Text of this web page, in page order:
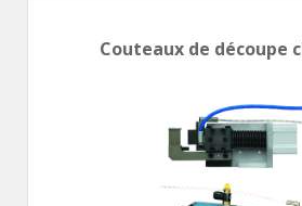
vérins rotatifs
CONTRÔLE DES FLUIDES
Couteaux de découpe